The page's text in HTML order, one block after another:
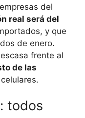
del
real será del
y que
de enero.
frente al
de las
todos